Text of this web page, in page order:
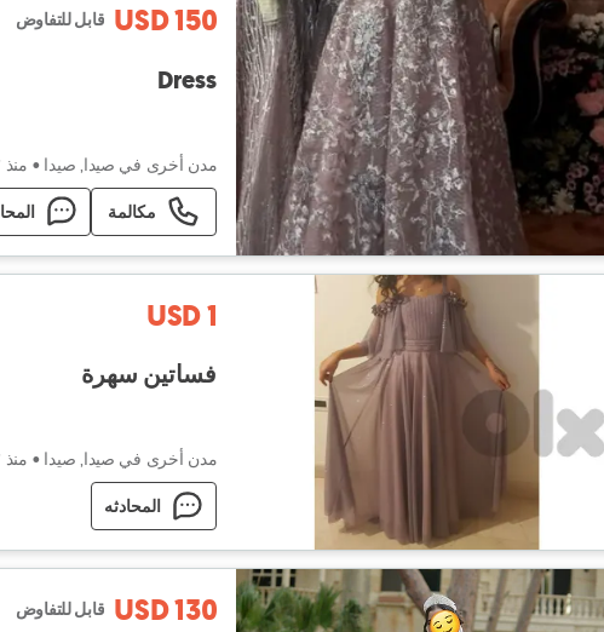
USD 150 قابل للتفاوض
Dress
مدن أخرى في صيدا, صيدا • منذ ٣ أسابيع
مكالمة
USD 1
فساتين سهرة
مدن أخرى في صيدا, صيدا • منذ ٣ أسابيع
المحادثه
USD 130 قابل للتفاوض